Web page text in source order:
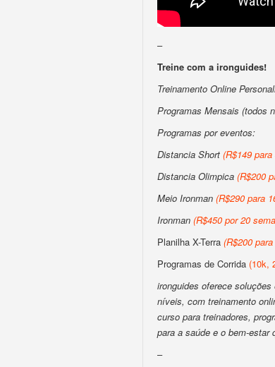
–
Treine com a ironguides!
Treinamento Online
Programas Mensais (todos
Programas por eventos:
Distancia Short (R$149
Distancia Olimpica (R$200
Meio Ironman (R$290 para
Ironman (R$450 por 20
Planilha X-Terra (R$200
Programas de Corrida (10k,
ironguides oferece
níveis, com treinamento
curso para treinadores,
para a saúde e o bem-
–